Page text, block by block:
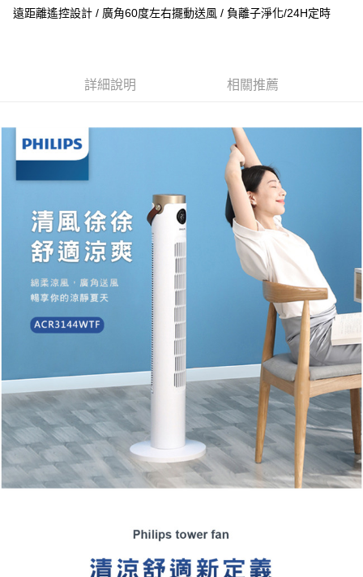
遠距離遙控設計 / 廣角60度左右擺動送風 / 負離子淨化/24H定時
詳細說明 相關推薦